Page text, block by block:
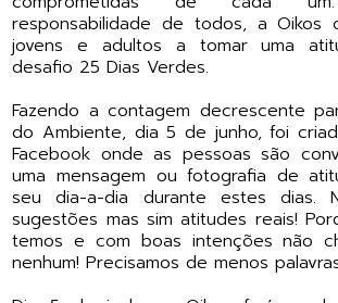
responsabilidade de todos, a Oikos
jovens e adultos a tomar uma
desafio 25 Dias Verdes.
Fazendo a contagem decrescente
do Ambiente, dia 5 de junho, foi
Facebook onde as pessoas são
uma mensagem ou fotografia de
seu dia-a-dia durante estes dias.
sugestões mas sim atitudes reais!
temos e com boas intenções não
nenhum! Precisamos de menos